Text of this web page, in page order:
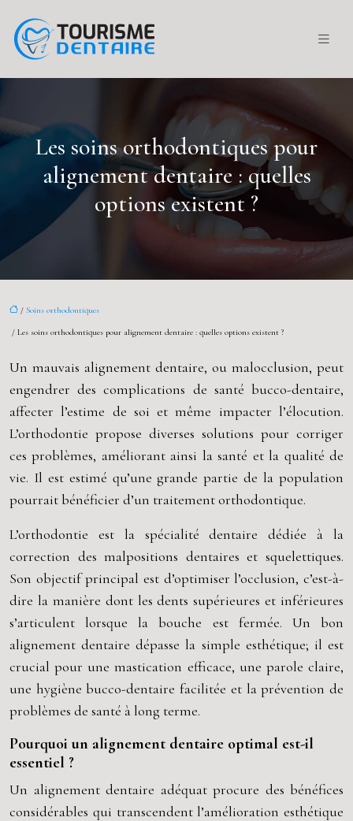
Les soins orthodontiques pour
alignement dentaire : quelles
options existent ?
/ Soins orthodontiques
/ Les soins orthodontiques pour alignement dentaire : quelles options existent ?
Un mauvais alignement dentaire, ou malocclusion, peut
engendrer des complications de santé bucco-dentaire,
affecter l’estime de soi et même impacter l’élocution.
L’orthodontie propose diverses solutions pour corriger
ces problèmes, améliorant ainsi la santé et la qualité de
vie. Il est estimé qu’une grande partie de la population
pourrait bénéficier d’un traitement orthodontique.
L’orthodontie est la spécialité dentaire dédiée à la
correction des malpositions dentaires et squelettiques.
Son objectif principal est d’optimiser l’occlusion, c’est-à-
dire la manière dont les dents supérieures et inférieures
s’articulent lorsque la bouche est fermée. Un bon
alignement dentaire dépasse la simple esthétique; il est
crucial pour une mastication efficace, une parole claire,
une hygiène bucco-dentaire facilitée et la prévention de
problèmes de santé à long terme.
Pourquoi un alignement dentaire optimal est-il
essentiel ?
Un alignement dentaire adéquat procure des bénéfices
considérables qui transcendent l’amélioration esthétique